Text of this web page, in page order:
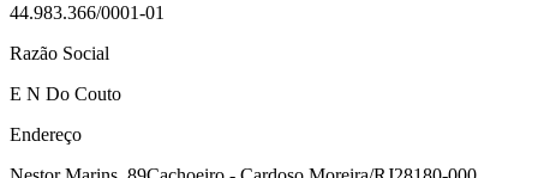
44.983.366/0001-01
Razão Social
E N Do Couto
Endereço